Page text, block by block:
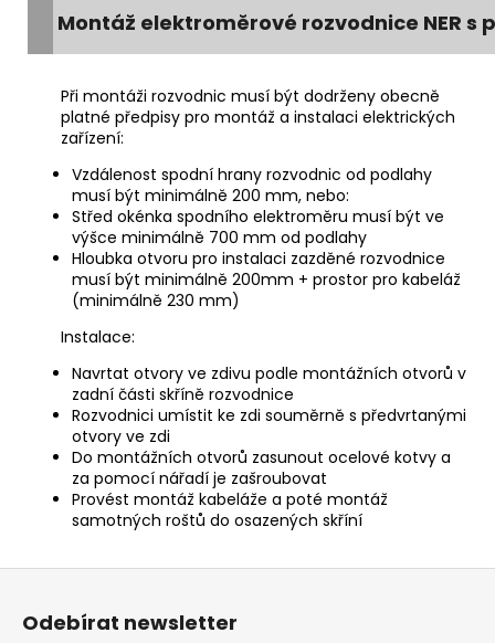
Montáž elektroměrové rozvodnice NER s
Při montáži rozvodnic musí být dodrženy obecně
platné předpisy pro montáž a instalaci elektrických
zařízení:
Vzdálenost spodní hrany rozvodnic od podlahy
musí být minimálně 200 mm, nebo:
Střed okénka spodního elektroměru musí být ve
výšce minimálně 700 mm od podlahy
Hloubka otvoru pro instalaci zazděné rozvodnice
musí být minimálně 200mm + prostor pro kabeláž
(minimálně 230 mm)
Instalace:
Navrtat otvory ve zdivu podle montážních otvorů v
zadní části skříně rozvodnice
Rozvodnici umístit ke zdi souměrně s předvrtanými
otvory ve zdi
Do montážních otvorů zasunout ocelové kotvy a
za pomocí nářadí je zašroubovat
Provést montáž kabeláže a poté montáž
samotných roštů do osazených skříní
Z
Odebírat newsletter